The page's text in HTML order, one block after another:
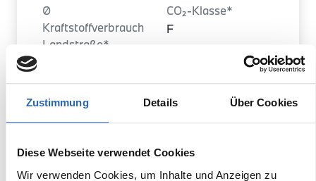
Zustimmung Details Über Cookies
Diese Webseite verwendet Cookies
Wir verwenden Cookies, um Inhalte und Anzeigen zu
Ø
Kraftstoffverbrauch
Landstraße*
CO₂-Klasse*
F
Ø CO₂ Emissionen
kombiniert*
Türen